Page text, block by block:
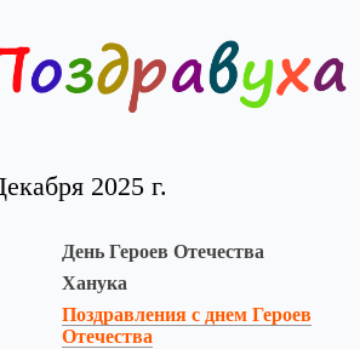
2025 г.
День Героев Отечества
Ханука
Поздравления с днем Героев
Отечества